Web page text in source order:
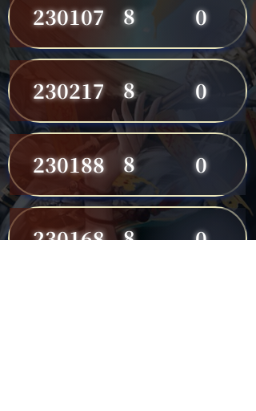
230107 8 0
230217 8 0
230188 8 0
230168 8 0